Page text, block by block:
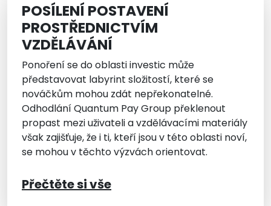
POSÍLENÍ POSTAVENÍ
PROSTŘEDNICTVÍM
VZDĚLÁVÁNÍ
Ponoření se do oblasti investic může
představovat labyrint složitostí, které se
nováčkům mohou zdát nepřekonatelné.
Odhodlání Quantum Pay Group překlenout
propast mezi uživateli a vzdělávacími materiály
však zajišťuje, že i ti, kteří jsou v této oblasti noví,
se mohou v těchto výzvách orientovat.
Přečtěte si vše